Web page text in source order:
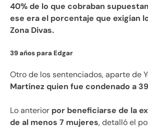
40% de lo que cobraban
ese era el porcentaje que exigían
Zona Divas.
39 años para Edgar
Otro de los sentenciados, aparte de
Martínez quien fue condenado a
Lo anterior por beneficiarse de la
de al menos 7 mujeres, detalló el